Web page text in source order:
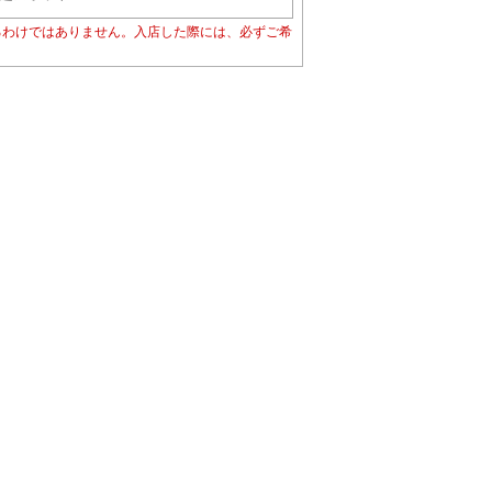
けではありません。入店した際には、必ずご希